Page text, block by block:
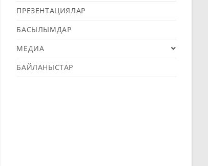
ПРЕЗЕНТАЦИЯЛАР
БАСЫЛЫМДАР
МЕДИА
БАЙЛАНЫСТАР